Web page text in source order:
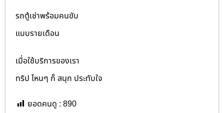
รถตู้เช่าพร้อมคนขับ
แบบรายเดือน
เมื่อใช้บริการของเรา
ทริป ไหนๆ ก็ สนุก ประทับใจ
ยอดคนดู : 890